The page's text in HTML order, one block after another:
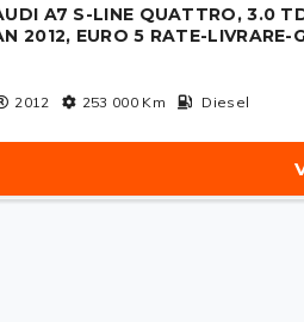
A7 S-LINE QUATTRO, 3.0
2012, EURO 5 RATE-LIVRARE-
2012 253 000Km Diesel